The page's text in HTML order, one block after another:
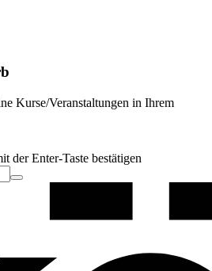
Kurse/Veranstaltungen in Ihrem
der Enter-Taste bestätigen